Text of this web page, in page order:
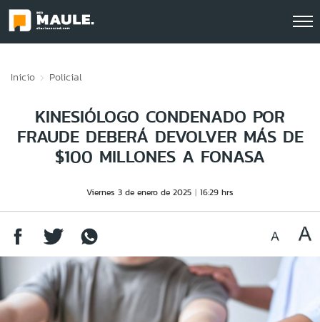
Inicio Policial
KINESIÓLOGO CONDENADO POR
FRAUDE DEBERÁ DEVOLVER MÁS DE
$100 MILLONES A FONASA
Viernes 3 de enero de 2025 16:29 hrs